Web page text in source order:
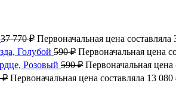
37 770₽ Первоначальная цена составляла
Голубой 590₽ Первоначальная цена
Розовый 590₽ Первоначальная цена
₽ Первоначальная цена составляла 13 080